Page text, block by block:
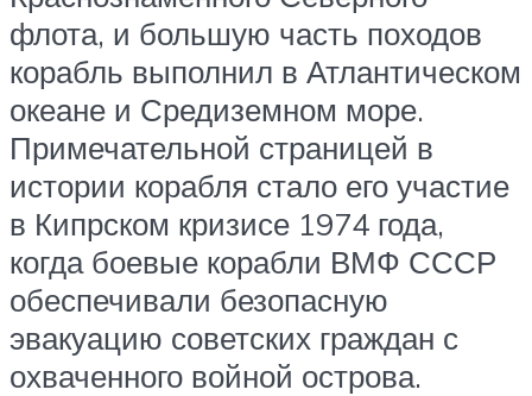
флота, и большую часть походов
корабль выполнил в Атлантическом
океане и Средиземном море.
Примечательной страницей в
истории корабля стало его участие
в Кипрском кризисе 1974 года,
когда боевые корабли ВМФ СССР
обеспечивали безопасную
эвакуацию советских граждан с
охваченного войной острова.